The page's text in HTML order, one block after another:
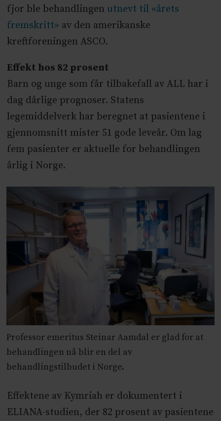
fjor ble behandlingen utnevt til «årets
fremskritt» av den amerikanske
kreftforeningen ASCO.
Effekt hos 82 prosent
Barn og unge som får tilbakefall av ALL har i
dag dårlige prognoser. Statens
legemiddelverk har beregnet at pasientene i
gjennomsnitt mister 51 gode leveår. Om lag
fem pasienter er aktuelle for behandlingen
årlig i Norge.
Professor emeritus Steinar Aamdal er glad for at
behandlingen nå blir en del av
behandlingstilbudet i Norge.
Effektene av Kymriah er dokumentert i
ELIANA-studien, der 82 prosent av pasientene